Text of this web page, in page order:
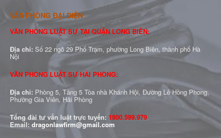
VĂN PHÒNG ĐẠI DIỆN
VĂN PHÒNG LUẬT SƯ TẠI QUẬN LONG BIÊN:
Địa chỉ: Số 22 ngõ 29 Phố Trạm, phường Long Biên, thành phố Hà
Nội
VĂN PHÒNG LUẬT SƯ HẢI PHÒNG:
Địa chỉ: Phòng 5, Tầng 5 Tòa nhà Khánh Hội, Đường Lê Hồng Phong,
Phường Gia Viên, Hải Phòng
Tổng đài tư vấn luật trực tuyến: 1900.599.979
Email: dragonlawfirm@gmail.com